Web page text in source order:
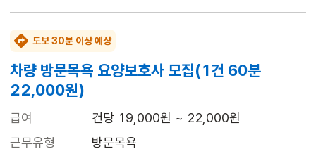
도보 30분 이상 예상
차량 방문목욕 요양보호사 모집(1건 60분
22,000원)
급여
건당 19,000원 ~ 22,000원
근무유형
방문목욕